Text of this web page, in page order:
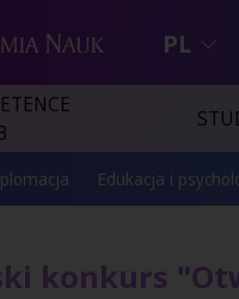
PL
Edukacja i
konkurs